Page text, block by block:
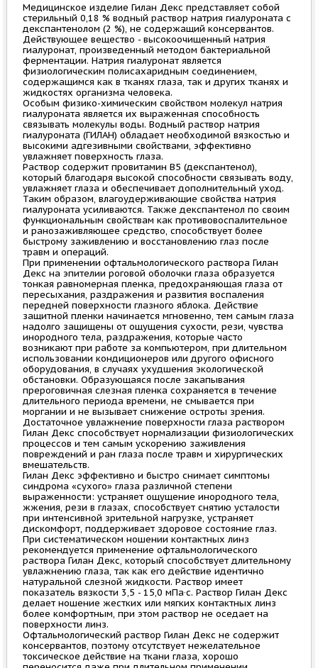
Медицинское изделие Гилан Декс представляет собой
стерильный 0,18 % водный раствор натрия гиалуроната с
декспантенолом (2 %), не содержащий консервантов.
Действующее вещество - высокоочищенный натрия
гиалуронат, произведенный методом бактериальной
ферментации. Натрия гиалуронат является
физиологическим полисахаридным соединением,
содержащимся как в тканях глаза, так и других тканях и
жидкостях организма человека.
Особым физико-химическим свойством молекул натрия
гиалуроната является их выраженная способность
связывать молекулы воды. Водный раствор натрия
гиалуроната (ГИЛАН) обладает необходимой вязкостью и
высокими адгезивными свойствами, эффективно
увлажняет поверхность глаза.
Раствор содержит провитамин B5 (декспантенол),
который благодаря высокой способности связывать воду,
увлажняет глаза и обеспечивает дополнительный уход.
Таким образом, влагоудерживающие свойства натрия
гиалуроната усиливаются. Также декспантенол по своим
функциональным свойствам как противовоспалительное
и ранозаживляющее средство, способствует более
быстрому заживлению и восстановлению глаз после
травм и операций.
При применении офтальмологического раствора Гилан
Декс на эпителии роговой оболочки глаза образуется
тонкая равномерная пленка, предохраняющая глаза от
пересыхания, раздражения и развития воспаления
передней поверхности глазного яблока. Действие
защитной пленки начинается мгновенно, тем самым глаза
надолго защищены от ощущения сухости, рези, чувства
инородного тела, раздражения, которые часто
возникают при работе за компьютером, при длительном
использовании кондиционеров или другого офисного
оборудования, в случаях ухудшения экологической
обстановки. Образующаяся после закапывания
прероговичная слезная пленка сохраняется в течение
длительного периода времени, не смывается при
моргании и не вызывает снижение остроты зрения.
Достаточное увлажнение поверхности глаза раствором
Гилан Декс способствует нормализации физиологических
процессов и тем самым ускорению заживления
повреждений и ран глаза после травм и хирургических
вмешательств.
Гилан Декс эффективно и быстро снимает симптомы
синдрома «сухого» глаза различной степени
выраженности: устраняет ощущение инородного тела,
жжения, рези в глазах, способствует снятию усталости
при интенсивной зрительной нагрузке, устраняет
дискомфорт, поддерживает здоровое состояние глаз.
При систематическом ношении контактных линз
рекомендуется применение офтальмологического
раствора Гилан Декс, который способствует длительному
увлажнению глаза, так как его действие идентично
натуральной слезной жидкости. Раствор имеет
показатель вязкости 3,5 - 15,0 мПа·с. Раствор Гилан Декс
делает ношение жестких или мягких контактных линз
более комфортным, при этом раствор не оседает на
поверхности линз.
Офтальмологический раствор Гилан Декс не содержит
консервантов, поэтому отсутствует нежелательное
токсическое действие на ткани глаза, хорошо